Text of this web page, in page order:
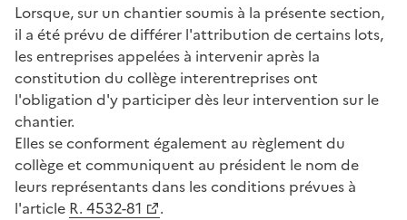
Lorsque, sur un chantier soumis à la présente section,
il a été prévu de différer l'attribution de certains lots,
les entreprises appelées à intervenir après la
constitution du collège interentreprises ont
l'obligation d'y participer dès leur intervention sur le
chantier.
Elles se conforment également au règlement du
collège et communiquent au président le nom de
leurs représentants dans les conditions prévues à
l'article R. 4532-81 .